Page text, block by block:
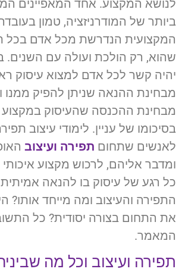
לנושא המקצוע. אחד המאפיינים
ביותר של המודרניזציה, טמון
המקצועית הנדרשת מכל אדם בכל
שהוא, רק הולכת ועולה עם השנים.
יהיה קשר לכל אדם למצוא עיסוק
מבחינת ההנאה שניתן להפיק ממנו
מבחינת ההכנסה שהעיסוק במקצוע
בסיכומו של עניין. לימודי עיצוב
לאנשים שתחום תפירה ועיצוב
ומדבר אליהם, לרכוש מקצוע איכותי
כל רגע של עיסוק בו להנאה
התפירה והעיצוב ומה מייחד אותו?
את התחום בצורה יסודית? כל
המאמר.
תפירה ועיצוב וכל מה